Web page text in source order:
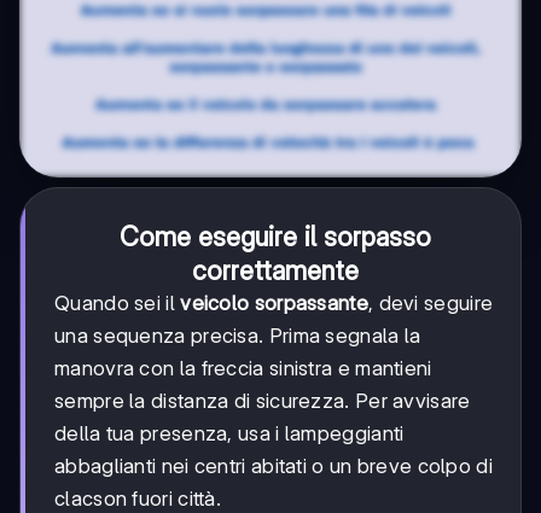
Come eseguire il sorpasso
correttamente
Quando sei ilveicolo sorpassante, devi seguire
una sequenza precisa. Prima segnala la
manovra con la freccia sinistra e mantieni
sempre la distanza di sicurezza. Per avvisare
della tua presenza, usa i lampeggianti
abbaglianti nei centri abitati o un breve colpo di
clacson fuori città.